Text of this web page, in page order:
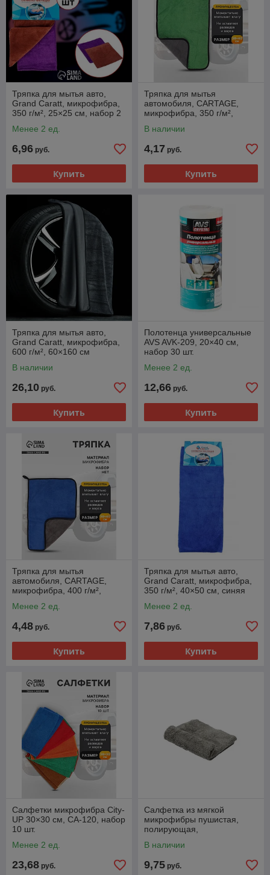
Тряпка для мытья авто,
Grand Caratt, микрофибра,
350 г/м², 25×25 см, набор 2
Менее 2 ед.
6,96 руб.
Купить
Тряпка для мытья
автомобиля, CARTAGE,
микрофибра, 350 г/м²,
В наличии
4,17 руб.
Купить
Тряпка для мытья авто,
Grand Caratt, микрофибра,
600 г/м², 60×160 см
В наличии
26,10 руб.
Купить
Полотенца универсальные
AVS AVK-209, 20×40 см,
набор 30 шт.
Менее 2 ед.
12,66 руб.
Купить
Тряпка для мытья
автомобиля, CARTAGE,
микрофибра, 400 г/м²,
Менее 2 ед.
4,48 руб.
Купить
Тряпка для мытья авто,
Grand Caratt, микрофибра,
350 г/м², 40×50 см, синяя
Менее 2 ед.
7,86 руб.
Купить
Салфетки микрофибра City-
UP 30×30 см, СА-120, набор
10 шт.
Менее 2 ед.
23,68 руб.
Салфетка из мягкой
микрофибры пушистая,
полирующая,
см, 400 г/м²
В наличии
9,75 руб.